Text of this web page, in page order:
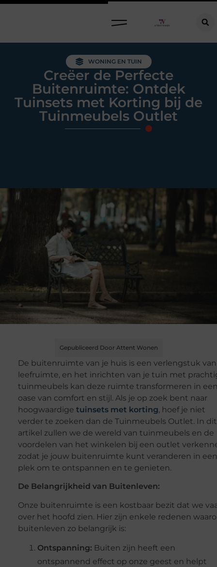
WONING EN TUIN
Creëer de Perfecte
Buitenruimte: Ontdek
Tuinsets met Korting bij de
Tuinmeubels Outlet
Gepubliceerd Door Attent Wonen
De buitenruimte van je huis is een verlengstuk
leefruimte, en het inrichten van je tuin met
tuinmeubels kan deze ruimte transformeren in
oase van comfort en stijl. Als je op zoek bent naar
hoogwaardige tuinsets met korting, hoef je niet
verder te zoeken dan de Tuinmeubels Outlet. In dit
artikel zullen we de wereld van tuinmeubels en de
voordelen van het winkelen bij een outlet
zodat je jouw buitenruimte kunt veranderen in een
plek om te ontspannen en te genieten.
De Belangrijkheid van Buitenleven:
Onze buitenruimte is een kostbaar bezit dat we
over het hoofd zien. Hier zijn enkele redenen
buitenleven zo belangrijk is:
Ontspanning: Buiten zijn heeft een
ontspannend effect op onze geest en helpt